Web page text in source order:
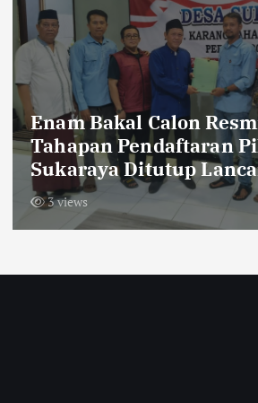
Pemberitaan Atas
Merek ‘NUR ‘Sudah
Oleh Pemilik
Adanya Penimbangan
Ruko Bukan Gudang”
4 views